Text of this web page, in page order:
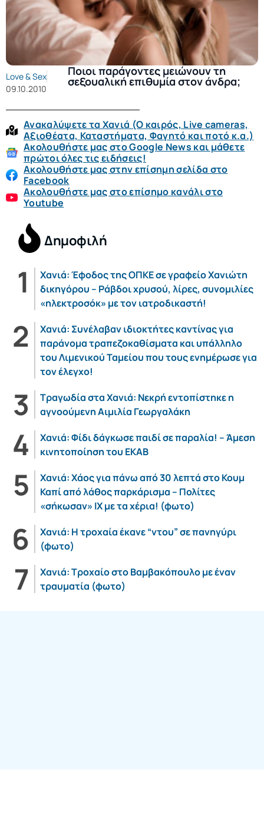
Love & Sex
09.10.2010
Ποιοι παράγοντες μειώνουν τη
σεξουαλική επιθυμία στον άνδρα;
Ανακαλύψετε τα Χανιά (O καιρός, Live cameras,
Αξιοθέατα, Καταστήματα, Φαγητό και ποτό κ.α.)
Ακολουθήστε μας στο Google News και μάθετε
πρώτοι όλες τις ειδήσεις!
Ακολουθήστε μας στην επίσημη σελίδα στο
Facebook
Ακολουθήστε μας στο επίσημο κανάλι στο
Youtube
Δημοφιλή
Χανιά: Έφοδος της ΟΠΚΕ σε γραφείο Χανιώτη
δικηγόρου – Ράβδοι χρυσού, λίρες, συνομιλίες
«ηλεκτροσόκ» με τον ιατροδικαστή!
Χανιά: Συνέλαβαν ιδιοκτήτες καντίνας για
παράνομα τραπεζοκαθίσματα και υπάλληλο
του Λιμενικού Ταμείου που τους ενημέρωσε για
τον έλεγχο!
Τραγωδία στα Χανιά: Νεκρή εντοπίστηκε η
αγνοούμενη Αιμιλία Γεωργαλάκη
Χανιά: Φίδι δάγκωσε παιδί σε παραλία! – Άμεση
κινητοποίηση του ΕΚΑΒ
Χανιά: Χάος για πάνω από 30 λεπτά στο Κουμ
Καπί από λάθος παρκάρισμα – Πολίτες
«σήκωσαν» ΙΧ με τα χέρια! (φωτο)
Χανιά: Η τροχαία έκανε “ντου” σε πανηγύρι
(φωτο)
Χανιά: Τροχαίο στο Βαμβακόπουλο με έναν
τραυματία (φωτο)